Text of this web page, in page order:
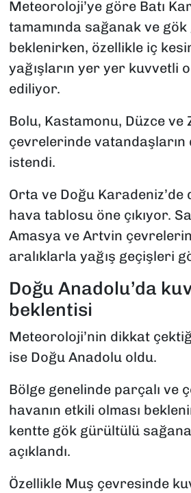
Meteoroloji’ye göre Batı
tamamında sağanak ve
beklenirken, özellikle iç
yağışların yer yer kuvvetli
ediliyor.
Bolu, Kastamonu, Düzce ve
çevrelerinde vatandaşların
istendi.
Orta ve Doğu Karadeniz’de
hava tablosu öne çıkıyor.
Amasya ve Artvin
aralıklarla yağış geçişleri
Doğu Anadolu’da
beklentisi
Meteoroloji’nin dikkat
ise Doğu Anadolu oldu.
Bölge genelinde parçalı ve
havanın etkili olması
kentte gök gürültülü
açıklandı.
Özellikle Muş çevresinde